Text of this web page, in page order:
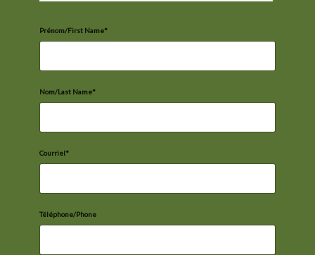
Prénom/First Name*
Nom/Last Name*
Courriel*
Téléphone/Phone